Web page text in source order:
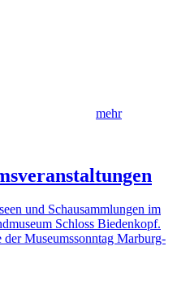
mehr
und Schausammlungen im
Schloss Biedenkopf.
Museumssonntag Marburg-